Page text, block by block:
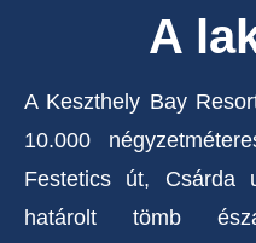
A
A Keszthely Bay
10.000
Festetics út, Csárda
határolt tömb